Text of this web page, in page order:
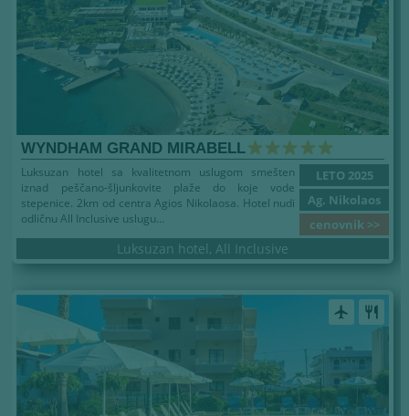
WYNDHAM GRAND MIRABELL
LETO 2025
Ag. Nikolaos
cenovnik >>
Luksuzan hotel sa kvalitetnom uslugom smešten
iznad peščano-šljunkovite plaže do koje vode
stepenice. 2km od centra Agios Nikolaosa. Hotel nudi
odličnu All Inclusive uslugu...
Luksuzan hotel, All Inclusive
airplanemode_active restaurant